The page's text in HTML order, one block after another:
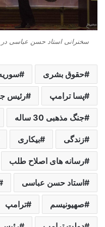
سخنرانی استاد حسن عباسی در
حقوق بشری
پسا ترامپ رئیس
جنگ مذهبی 30 ساله
زندگی بیکاری
رسانه های اصلاح طلب
استاد حسن عباسی
صهیونیسم ترامپ